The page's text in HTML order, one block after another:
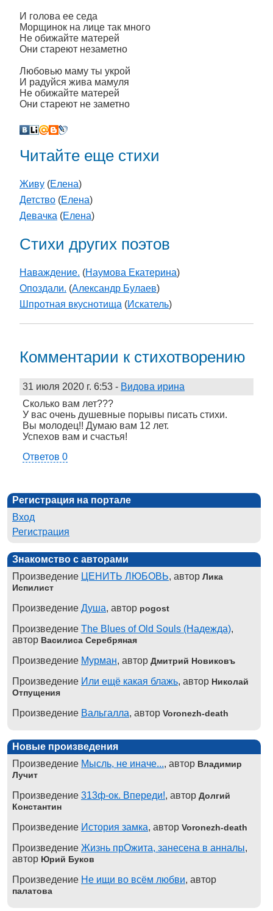
И голова ее седа
Морщинок на лице так много
Не обижайте матерей
Они стареют незаметно
Любовью маму ты укрой
И радуйся жива мамуля
Не обижайте матерей
Они стареют не заметно
Читайте еще стихи
Живу (Елена)
Детство (Елена)
Девачка (Елена)
Стихи других поэтов
Наваждение. (Наумова Екатерина)
Опоздали. (Александр Булаев)
Шпротная вкуснотища (Искатель)
Комментарии к стихотворению
31 июля 2020 г. 6:53 - Видова ирина
Сколько вам лет???
У вас очень душевные порывы писать стихи.
Вы молодец!! Думаю вам 12 лет.
Успехов вам и счастья!
Ответов 0
Регистрация на портале
Вход
Регистрация
Знакомство с авторами
Произведение ЦЕНИТЬ ЛЮБОВЬ, автор Лика
Испилист
Произведение Душа, автор pogost
Произведение The Blues of Old Souls (Надежда),
автор Василиса Серебряная
Произведение Мурман, автор Дмитрий Новиковъ
Произведение Или ещё какая блажь, автор Николай
Отпущения
Произведение Вальгалла, автор Voronezh-death
Новые произведения
Произведение Мысль, не иначе..., автор Владимир
Лучит
Произведение 313ф-ок. Впереди!, автор Долгий
Константин
Произведение История замка, автор Voronezh-death
Произведение Жизнь прОжита, занесена в анналы,
автор Юрий Буков
Произведение Не ищи во всём любви, автор
палатова